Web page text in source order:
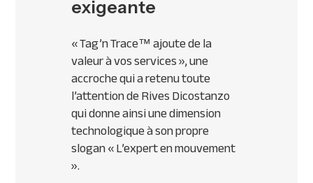
exigeante
« Tag’n Trace™ ajoute de la
valeur à vos services »,une
accroche qui a retenu toute
l’attention de Rives Dicostanzo
qui donne ainsi une dimension
technologique à son propre
slogan« L’expert en mouvement
».